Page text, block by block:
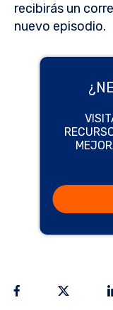
recibirás un
nuevo episodio.